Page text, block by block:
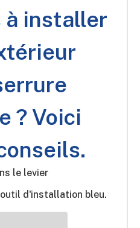
installer
? Voici
le levier
d'installation bleu.